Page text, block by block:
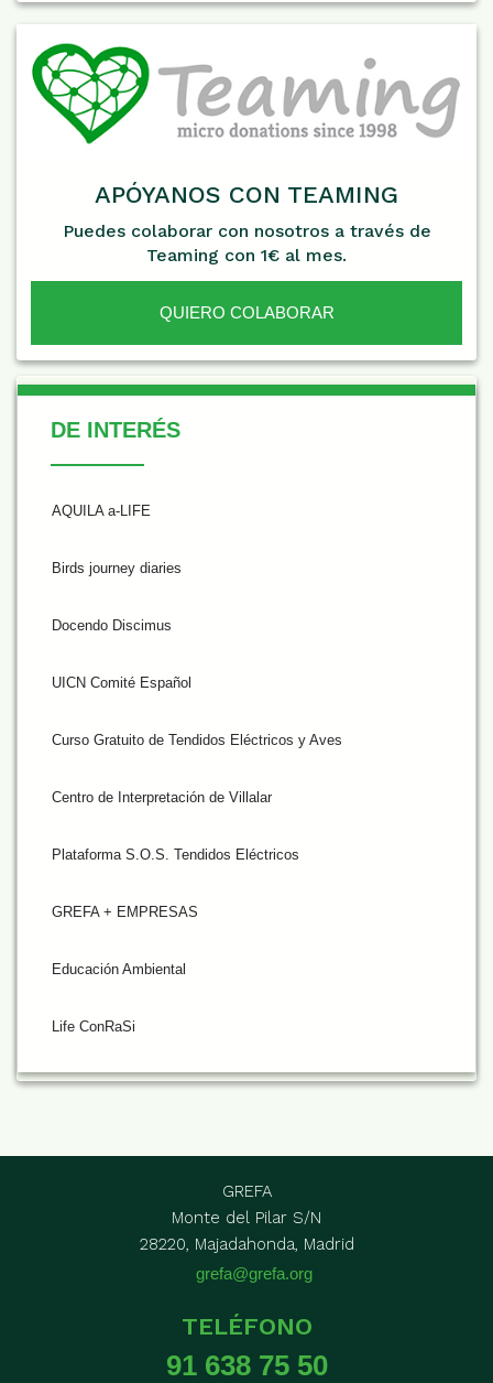
APÓYANOS CON TEAMING
Puedes colaborar con nosotros a través de
Teaming con 1€ al mes.
QUIERO COLABORAR
De Interés
DE INTERÉS
AQUILA a-LIFE
Birds journey diaries
Docendo Discimus
UICN Comité Español
Curso Gratuito de Tendidos Eléctricos y Aves
Centro de Interpretación de Villalar
Plataforma S.O.S. Tendidos Eléctricos
GREFA + EMPRESAS
Educación Ambiental
Life ConRaSi
GREFA
Monte del Pilar S/N
28220, Majadahonda, Madrid
grefa@grefa.org
TELÉFONO
91 638 75 50